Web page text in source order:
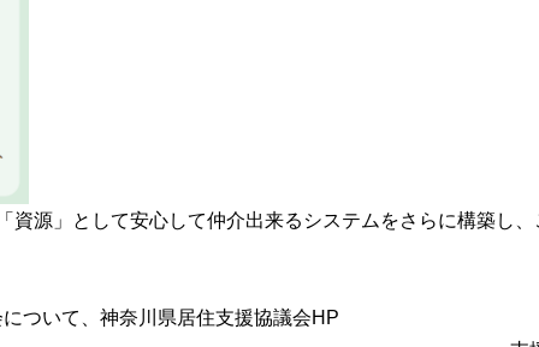
資源」として安心して仲介出来るシステムをさらに構築し、
ついて、神奈川県居住支援協議会HP